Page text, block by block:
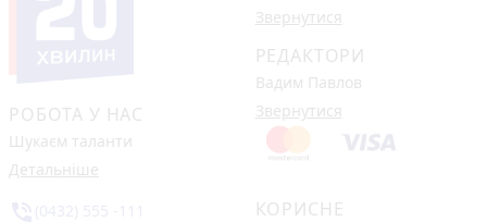
РОБОТА У НАС
Шукаєм таланти
Детальніше
Звернутися
РЕДАКТОРИ
Вадим Павлов
Звернутися
КОРИСНЕ